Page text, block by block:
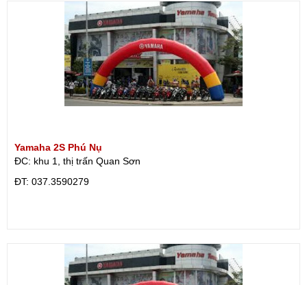
Yamaha 2S Phú Nụ
ĐC: khu 1, thị trấn Quan Sơn
ÐT: 037.3590279